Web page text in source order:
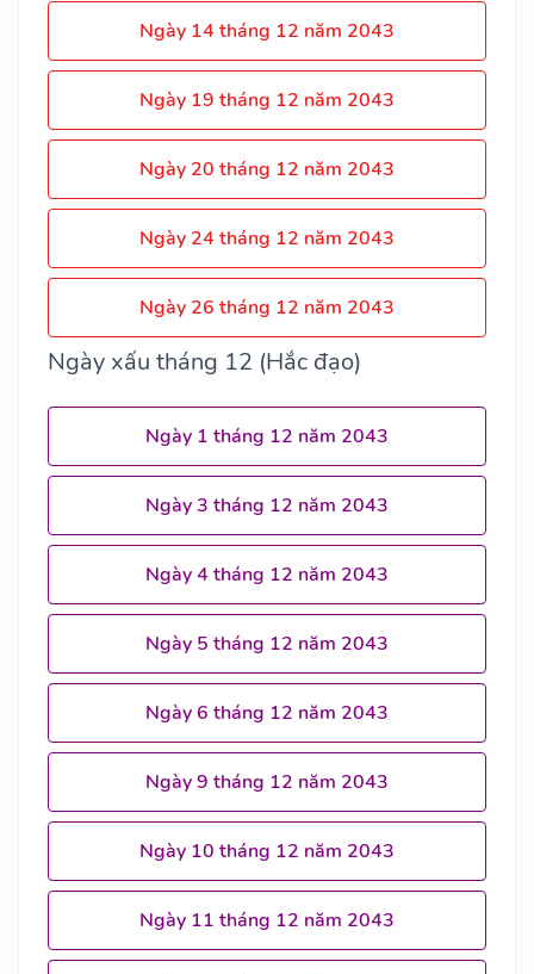
Ngày 14 tháng 12 năm 2043
Ngày 19 tháng 12 năm 2043
Ngày 20 tháng 12 năm 2043
Ngày 24 tháng 12 năm 2043
Ngày 26 tháng 12 năm 2043
Ngày xấu tháng 12 (Hắc đạo)
Ngày 1 tháng 12 năm 2043
Ngày 3 tháng 12 năm 2043
Ngày 4 tháng 12 năm 2043
Ngày 5 tháng 12 năm 2043
Ngày 6 tháng 12 năm 2043
Ngày 9 tháng 12 năm 2043
Ngày 10 tháng 12 năm 2043
Ngày 11 tháng 12 năm 2043